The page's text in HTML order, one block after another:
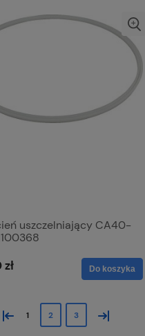
uszczelniający CA40-
zł Do koszyka
« 1 2 3 »